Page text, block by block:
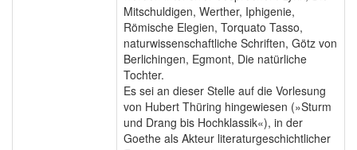
Mitschuldigen, Werther, Iphigenie,
Römische Elegien, Torquato Tasso,
naturwissenschaftliche Schriften, Götz von
Berlichingen, Egmont, Die natürliche
Tochter.
Es sei an dieser Stelle auf die Vorlesung
von Hubert Thüring hingewiesen (»Sturm
und Drang bis Hochklassik«), in der
Goethe als Akteur literaturgeschichtlicher